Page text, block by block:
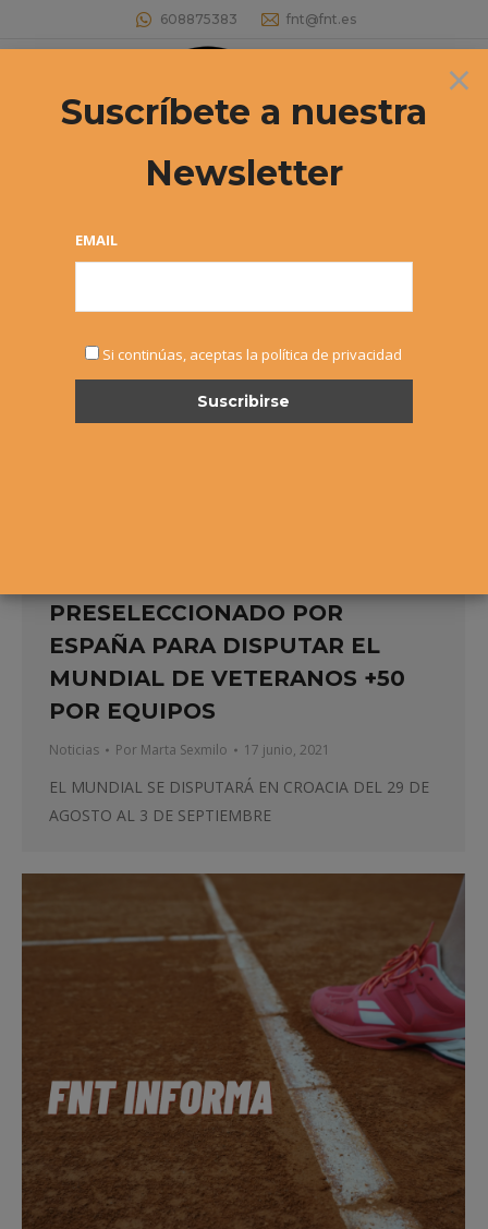
608875383 fnt@fnt.es
Buscar:
Archivos diarios:17 junio, 2021
PRESELECCIONADO POR
ESPAÑA PARA DISPUTAR EL
MUNDIAL DE VETERANOS +50
POR EQUIPOS
Noticias Por Marta Sexmilo 17 junio, 2021
EL MUNDIAL SE DISPUTARÁ EN CROACIA DEL 29 DE
AGOSTO AL 3 DE SEPTIEMBRE
×
Suscríbete a nuestra
Newsletter
EMAIL
Si continúas, aceptas la política de privacidad